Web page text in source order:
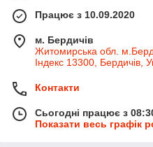
Працює з 10.09.2020
м. Бердичів
Житомирська обл.
Індекс 13300, Бердичів,
Контакти
Сьогодні працює з
Показати весь графік